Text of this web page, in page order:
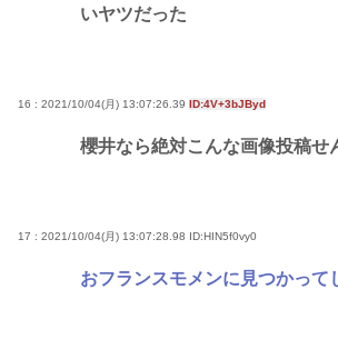
いヤツだった
16 : 2021/10/04(月) 13:07:26.39 ID:4V+3bJByd
櫻井なら絶対こんな画像投稿せ
17 : 2021/10/04(月) 13:07:28.98 ID:HIN5f0vy0
おフランスモメンに見つかって